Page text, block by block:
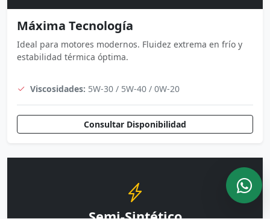
Máxima Tecnología
Ideal para motores modernos. Fluidez extrema en frío y
estabilidad térmica óptima.
Viscosidades: 5W-30 / 5W-40 / 0W-20
Consultar Disponibilidad